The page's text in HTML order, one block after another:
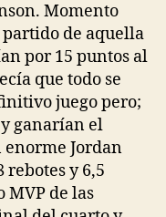
Momento
de aquella
por 15 puntos al
que todo se
juego pero;
ganarían el
Jordan
rebotes y 6,5
MVP de las